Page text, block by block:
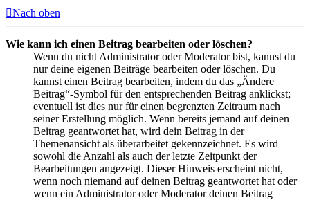
Nach oben
Wie kann ich einen Beitrag bearbeiten oder löschen?
Wenn du nicht Administrator oder Moderator bist, kannst du
nur deine eigenen Beiträge bearbeiten oder löschen. Du
kannst einen Beitrag bearbeiten, indem du das „Ändere
Beitrag“-Symbol für den entsprechenden Beitrag anklickst;
eventuell ist dies nur für einen begrenzten Zeitraum nach
seiner Erstellung möglich. Wenn bereits jemand auf deinen
Beitrag geantwortet hat, wird dein Beitrag in der
Themenansicht als überarbeitet gekennzeichnet. Es wird
sowohl die Anzahl als auch der letzte Zeitpunkt der
Bearbeitungen angezeigt. Dieser Hinweis erscheint nicht,
wenn noch niemand auf deinen Beitrag geantwortet hat oder
wenn ein Administrator oder Moderator deinen Beitrag